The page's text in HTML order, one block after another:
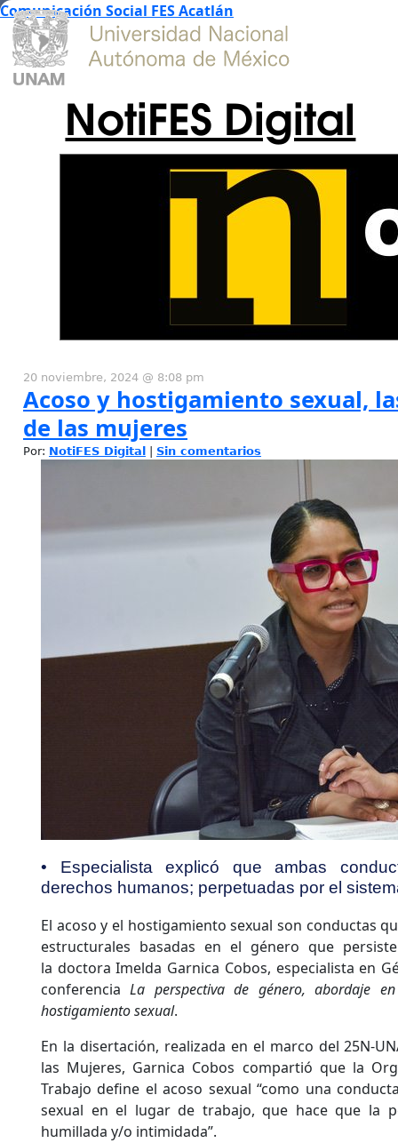
Comunicación Social FES Acatlán
NotiFES Digital
20 noviembre, 2024 @ 8:08 pm
Acoso y hostigamiento sexual,
de las mujeres
Por: NotiFES Digital Sin comentarios
• Especialista explicó que ambas
derechos humanos; perpetuadas por el
El acoso y el hostigamiento sexual son conductas
estructurales basadas en el género que
la doctora Imelda Garnica Cobos, especialista en
conferenciaLa perspectiva de género, abordaje
hostigamiento sexual.
En la disertación, realizada en el marco del 25N-
las Mujeres, Garnica Cobos compartió que la
Trabajo define el acoso sexual “como una
sexual en el lugar de trabajo, que hace que la
humillada y/o intimidada”.